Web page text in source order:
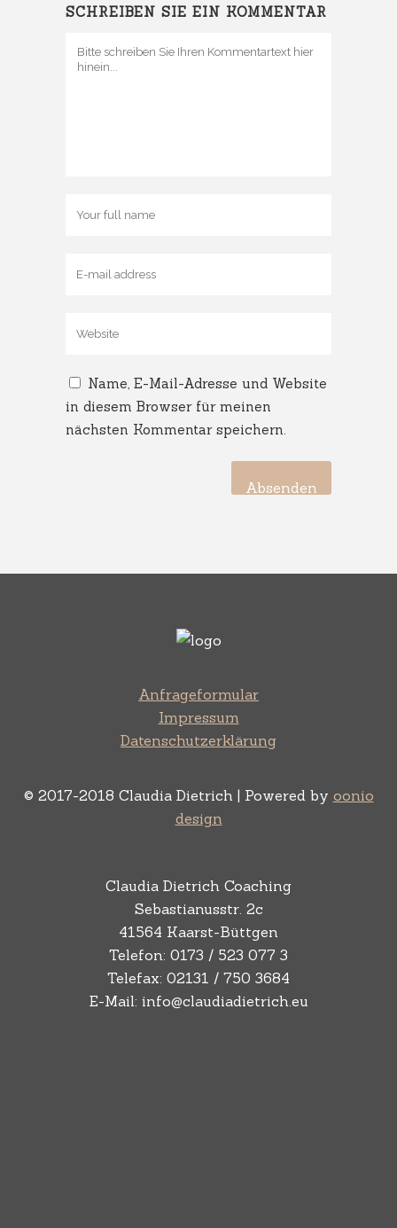
SCHREIBEN SIE EIN KOMMENTAR
Name, E-Mail-Adresse und Website
in diesem Browser für meinen
nächsten Kommentar speichern.
Anfrageformular
Impressum
Datenschutzerklärung
© 2017-2018 Claudia Dietrich | Powered by oonio
design
Claudia Dietrich Coaching
Sebastianusstr. 2c
41564 Kaarst-Büttgen
Telefon: 0173 / 523 077 3
Telefax: 02131 / 750 3684
E-Mail: info@claudiadietrich.eu